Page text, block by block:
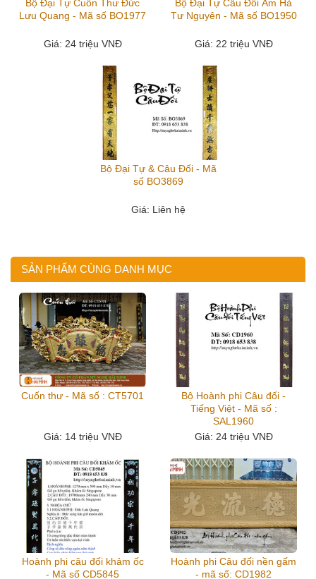
Bộ Đại Tự Cuốn Thư Đức
Lưu Quang - Mã số BO1977
Giá: 24 triệu VNĐ
Bộ Đại Tự Câu Đối Ẩm Hà
Tư Nguyên - Mã số BO1950
Giá: 22 triệu VNĐ
Bộ Đại Tự & Câu Đối - Mã
số BO3869
Giá: Liên hệ
SẢN PHẨM CÙNG DANH MỤC
Cuốn thư - Mã số : CT5701
Giá: 14 triệu VNĐ
Bộ Hoành phi Câu đối -
Tiếng Việt - Mã số :
SAL1960
Giá: 24 triệu VNĐ
Hoành phi câu đối khảm ốc
- Mã số CD5845
Hoành phi Câu đối nền gấm
- mã số: CD1982